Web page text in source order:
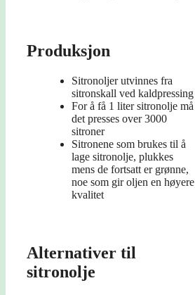
Produksjon
Sitronoljer utvinnes fra
sitronskall ved kaldpressing
For å få 1 liter sitronolje må
det presses over 3000
sitroner
Sitronene som brukes til å
lage sitronolje, plukkes
mens de fortsatt er grønne,
noe som gir oljen en høyere
kvalitet
Alternativer til
sitronolje